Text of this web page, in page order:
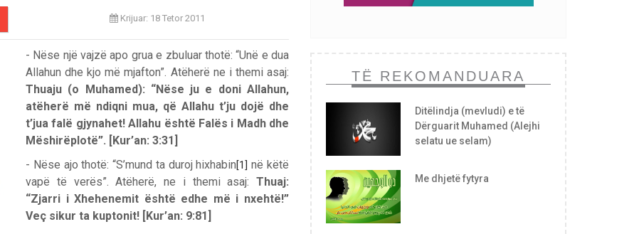
Krijuar: 18 Tetor 2011
- Nëse një vajzë apo grua e zbuluar thotë: “Unë e dua
Allahun dhe kjo më mjafton”. Atëherë ne i themi asaj:
Thuaju (o Muhamed): “Nëse ju e doni Allahun,
atëherë më ndiqni mua, që Allahu t’ju dojë dhe
t’jua falë gjynahet! Allahu është Falës i Madh dhe
Mëshirëplotë”. [Kur’an: 3:31]
- Nëse ajo thotë: “S’mund ta duroj hixhabin[1] në këtë
vapë të verës”. Atëherë, ne i themi asaj: Thuaj:
“Zjarri i Xhehenemit është edhe më i nxehtë!”
Veç sikur ta kuptonit! [Kur’an: 9:81]
TË REKOMANDUARA
Ditëlindja (mevludi) e të
Dërguarit Muhamed (Alejhi
selatu ue selam)
Me dhjetë fytyra